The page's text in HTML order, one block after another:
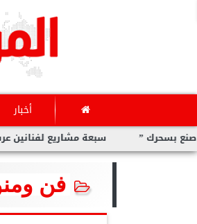
أخبار
سبعة مشاريع لفنانين عرب بدعم من المورد
فن